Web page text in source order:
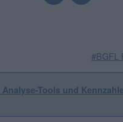
#BGFL
Tools und